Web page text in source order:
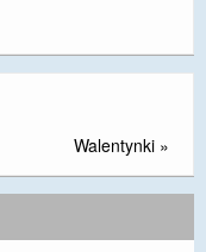
MIASTA
Walentynki »